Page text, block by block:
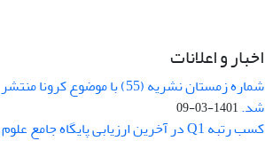
اخبار و اعلانات
شماره زمستان نشریه (55) با موضوع کرونا منتشر
شد.1401-03-09
کسب رتبه Q1 در آخرین ارزیابی پایگاه جامع علوم